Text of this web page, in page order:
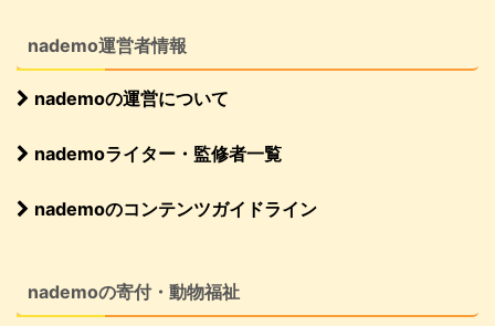
nademo運営者情報
nademoの運営について
nademoライター・監修者一覧
nademoのコンテンツガイドライン
nademoの寄付・動物福祉